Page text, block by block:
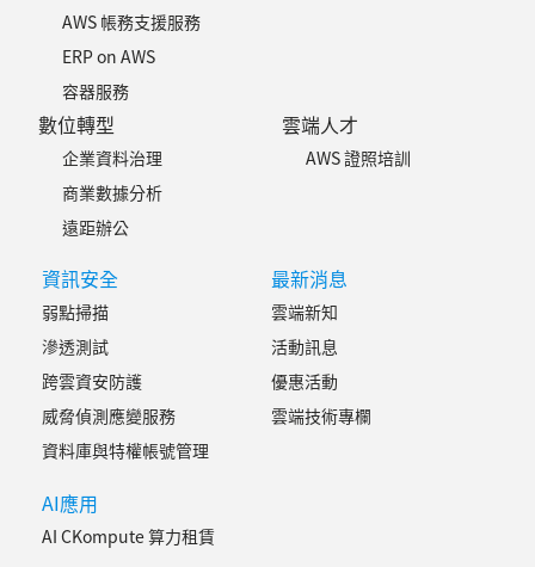
AWS 帳務支援服務
ERP on AWS
容器服務
數位轉型
企業資料治理
商業數據分析
遠距辦公
雲端人才
AWS 證照培訓
資訊安全
弱點掃描
滲透測試
跨雲資安防護
威脅偵測應變服務
資料庫與特權帳號管理
最新消息
雲端新知
活動訊息
優惠活動
雲端技術專欄
AI應用
AI CKompute 算力租賃